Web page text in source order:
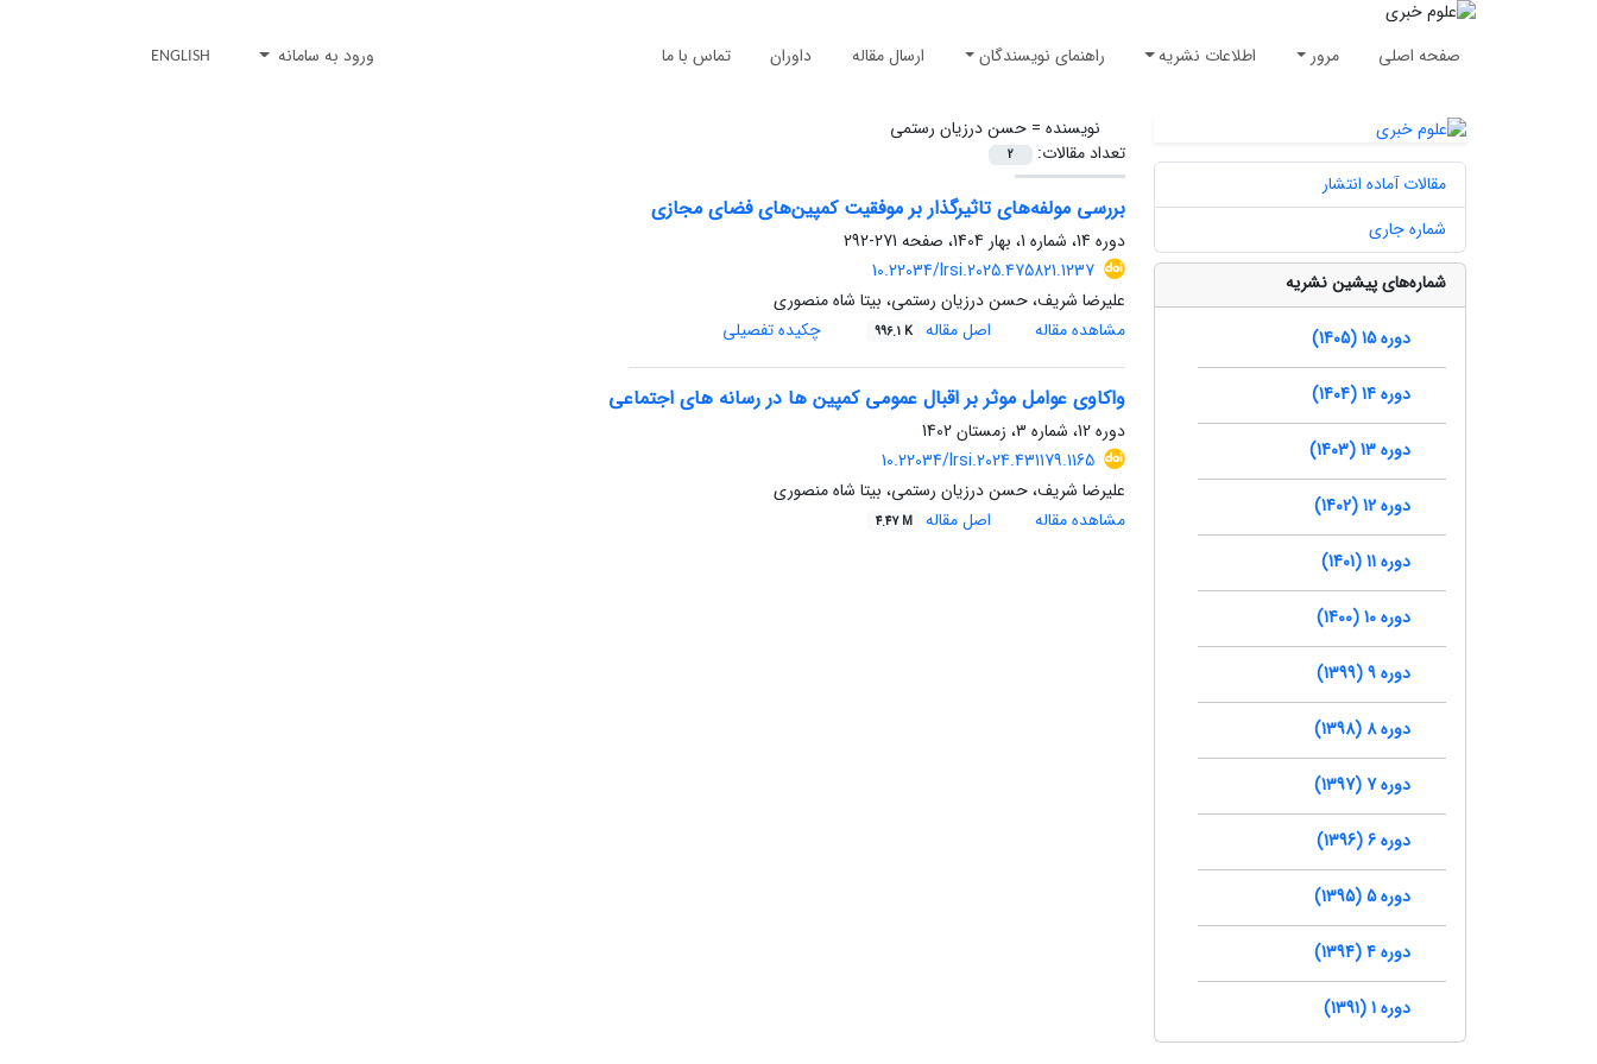
صفحه اصلی مرور اطلاعات نشریه راهنمای نویسندگان ارسال مقاله داوران تماس با ما ورود به سامانه ENGLISH
نویسنده =حسن درزیان رستمی
تعداد مقالات:
2
بررسی مولفه‌های تاثیرگذار بر موفقیت کمپین‌های فضای مجازی
دوره 14، شماره 1، بهار 1404، صفحه
271-292
10.22034/lrsi.2025.475821.1237
علیرضا شریف، حسن درزیان رستمی، بیتا شاه منصوری
مشاهده مقاله
اصل مقاله 996.1 K چکیده تفصیلی
واکاوی عوامل موثر بر اقبال عمومی کمپین ها در رسانه های اجتماعی
دوره 12، شماره 3، زمستان 1402
10.22034/lrsi.2024.431179.1165
علیرضا شریف، حسن درزیان رستمی، بیتا شاه منصوری
مشاهده مقاله
اصل مقاله 4.47 M
مقالات آماده انتشار
شماره جاری
شماره‌های پیشین نشریه
دوره 15 (1405)
دوره 14 (1404)
دوره 13 (1403)
دوره 12 (1402)
دوره 11 (1401)
دوره 10 (1400)
دوره 9 (1399)
دوره 8 (1398)
دوره 7 (1397)
دوره 6 (1396)
دوره 5 (1395)
دوره 4 (1394)
دوره 1 (1391)